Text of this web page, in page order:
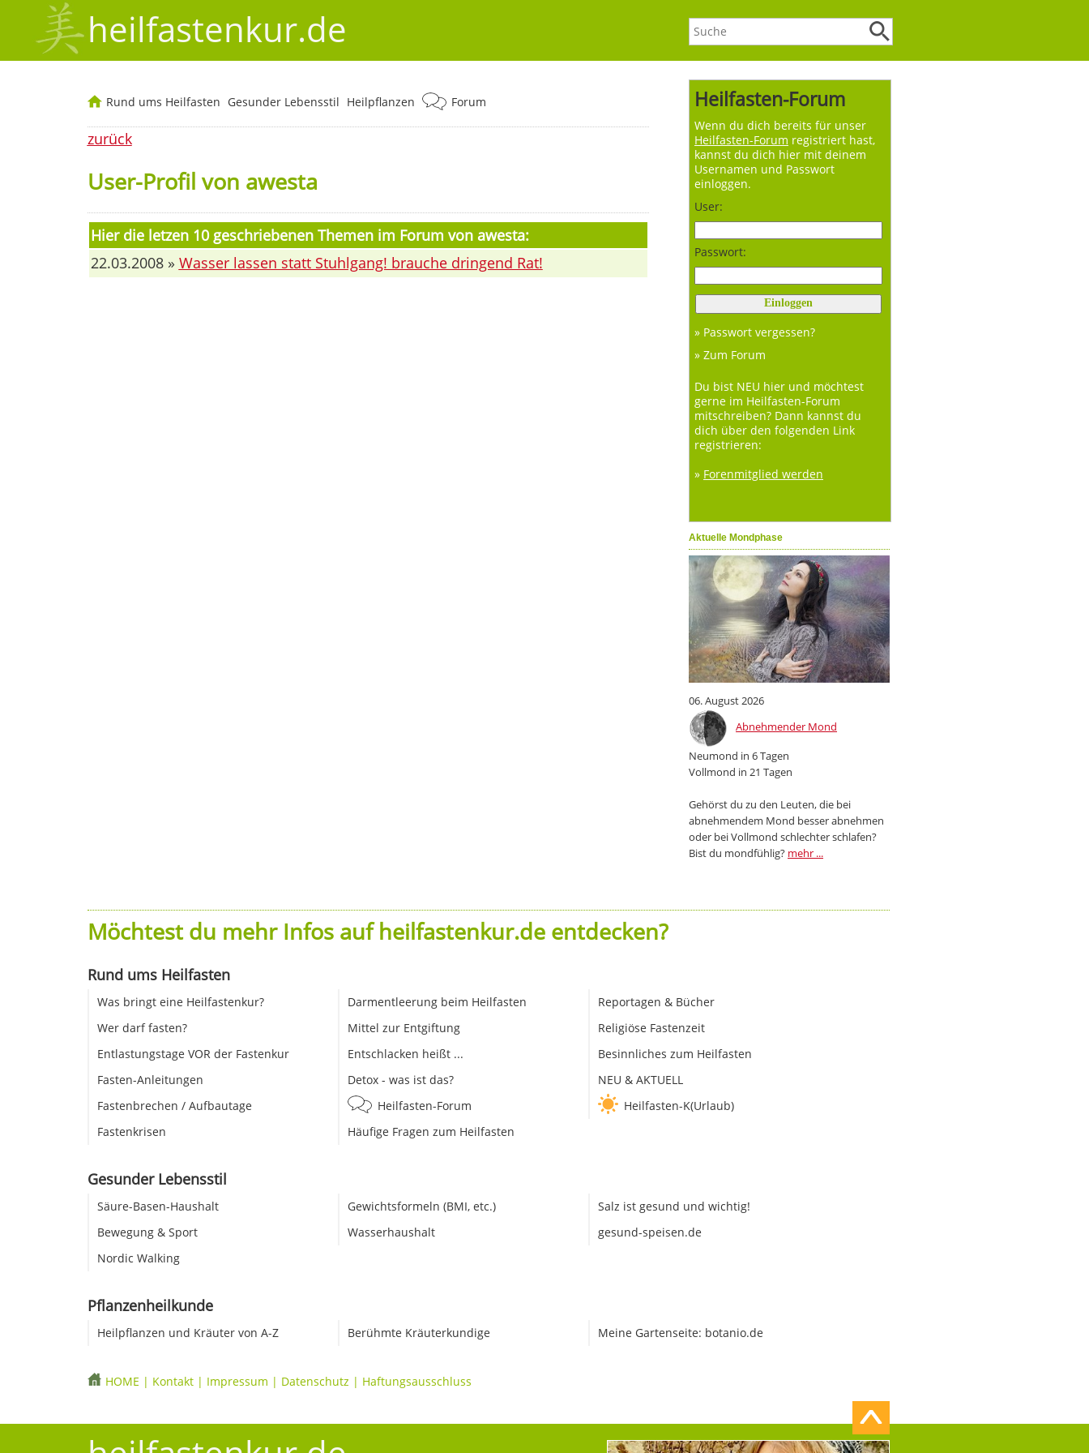
heilfastenkur.de
Heilfasten-Forum
Wenn du dich bereits für unser
Heilfasten-Forum registriert hast,
kannst du dich hier mit deinem
Usernamen und Passwort
einloggen.
User:
Passwort:
» Passwort vergessen?
» Zum Forum
Du bist NEU hier und möchtest
gerne im Heilfasten-Forum
mitschreiben? Dann kannst du
dich über den folgenden Link
registrieren:
» Forenmitglied werden
Aktuelle Mondphase
06. August 2026
Abnehmender Mond
Neumond in 6 Tagen
Vollmond in 21 Tagen
Gehörst du zu den Leuten, die bei
abnehmendem Mond besser abnehmen
oder bei Vollmond schlechter schlafen?
Bist du mondfühlig? mehr ...
Rund ums Heilfasten Gesunder Lebensstil Heilpflanzen Forum
zurück
User-Profil von awesta
Hier die letzen 10 geschriebenen Themen im Forum von awesta:
22.03.2008 » Wasser lassen statt Stuhlgang! brauche dringend Rat!
Möchtest du mehr Infos auf heilfastenkur.de entdecken?
Rund ums Heilfasten
Was bringt eine Heilfastenkur?
Wer darf fasten?
Entlastungstage VOR der Fastenkur
Fasten-Anleitungen
Fastenbrechen / Aufbautage
Fastenkrisen
Darmentleerung beim Heilfasten
Mittel zur Entgiftung
Entschlacken heißt ...
Detox - was ist das?
Heilfasten-Forum
Häufige Fragen zum Heilfasten
Reportagen & Bücher
Religiöse Fastenzeit
Besinnliches zum Heilfasten
NEU & AKTUELL
Heilfasten-K(Urlaub)
Gesunder Lebensstil
Säure-Basen-Haushalt
Bewegung & Sport
Nordic Walking
Gewichtsformeln (BMI, etc.)
Wasserhaushalt
Salz ist gesund und wichtig!
gesund-speisen.de
Pflanzenheilkunde
Heilpflanzen und Kräuter von A-Z Berühmte Kräuterkundige Meine Gartenseite: botanio.de
HOME | Kontakt| Impressum | Datenschutz | Haftungsausschluss